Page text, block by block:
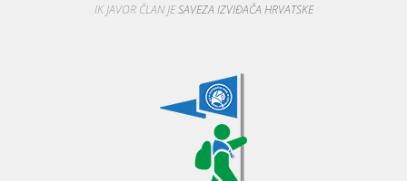
IK JAVOR ČLAN JESAVEZA IZVIĐAČA HRVATSKE